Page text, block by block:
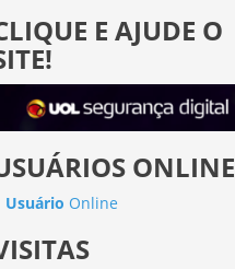
E AJUDE O
ONLINE
Usuário Online